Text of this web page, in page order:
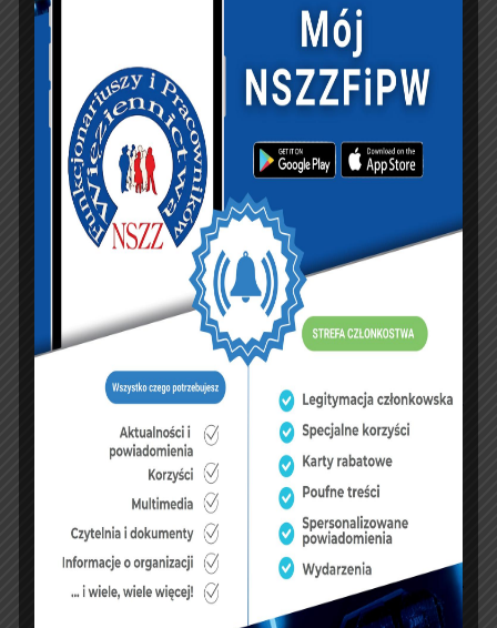
XXXV-lecie NSZZFiPW
w Okręgu Gdańskim.
„Bo tak naprawdę
zawsze chodziło o
ludzi”
NEXT ARTICLE
Forum Związków
Zawodowych, NSZZ
mówią jednym
głosem. Związki
zawodowe chcą
2027 roku
KSIĘGA GOŚCI:
Zobacz księgę
dopisz do księgi
NASZ FACEBOOK